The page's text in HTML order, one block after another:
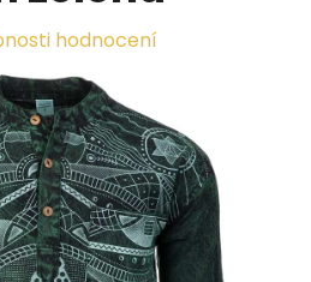
hodnocení